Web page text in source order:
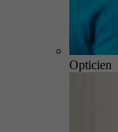
Opticien